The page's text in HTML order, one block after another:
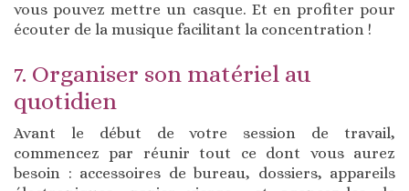
vous pouvez mettre un casque. Et en profiter pour
écouter de la musique facilitant la concentration !
7. Organiser son matériel au
quotidien
Avant le début de votre session de travail,
commencez par réunir tout ce dont vous aurez
besoin : accessoires de bureau, dossiers, appareils